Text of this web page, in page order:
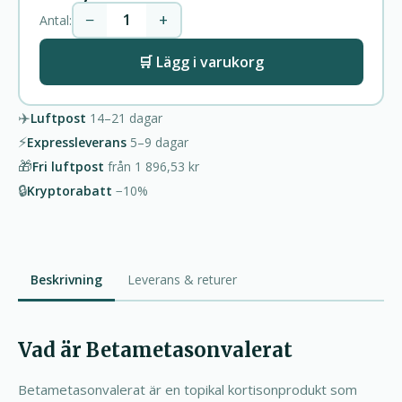
Antal: − +
🛒 Lägg i varukorg
✈️Luftpost 14–21 dagar
⚡Expressleverans 5–9 dagar
🎁Fri luftpost från 1 896,53 kr
🔒Kryptorabatt −10%
Beskrivning Leverans & returer
Vad är Betametasonvalerat
Betametasonvalerat är en topikal kortisonprodukt som